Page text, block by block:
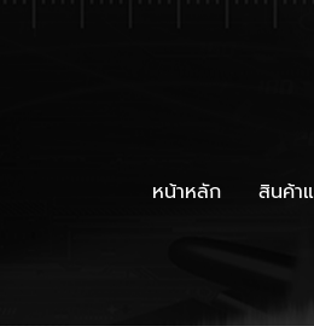
หน้าหลัก สินค้า